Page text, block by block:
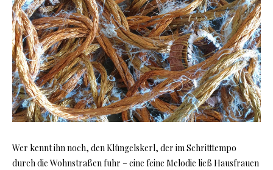
Wer kennt ihn noch, den Klüngelskerl, der im Schritttempo
durch die Wohnstraßen fuhr – eine feine Melodie ließ Hausfrauen